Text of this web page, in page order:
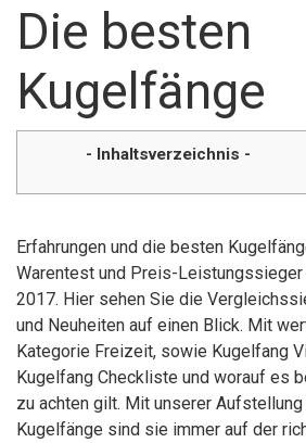
Die besten
Kugelfänge
- Inhaltsverzeichnis -
Erfahrungen und die besten
Warentest und Preis-Leistungssieger
2017. Hier sehen Sie die
und Neuheiten auf einen Blick. Mit
Kategorie Freizeit, sowie Kugelfang
Kugelfang Checkliste und worauf es
zu achten gilt. Mit unserer
Kugelfänge sind sie immer auf der